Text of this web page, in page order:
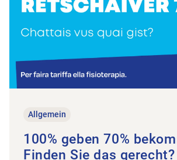
Allgemein
100% geben 70%
Finden Sie das gerecht?